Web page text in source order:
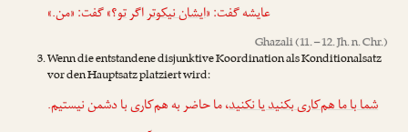
عایشه گفت: «ایشان نیکوتراگرتو؟» گفت: «من.»
Ghazali(11. – 12. Jh. n. Chr.)
Wenn die entstandene disjunktive Koordination als Konditionalsatz
vor den Hauptsatz platziert wird:
شما با ما هم‌کاری بکنید یا نکنید، ما حاضر به هم‌کاری با دشمن نیستیم.